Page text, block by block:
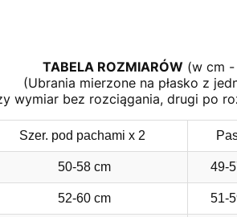
TABELA ROZMIARÓW(w cm -
(Ubrania mierzone na płasko z
wymiar bez rozciągania, drugi po
Szer. pod pachami x 2
50-58 cm 49-
52-60 cm 51-